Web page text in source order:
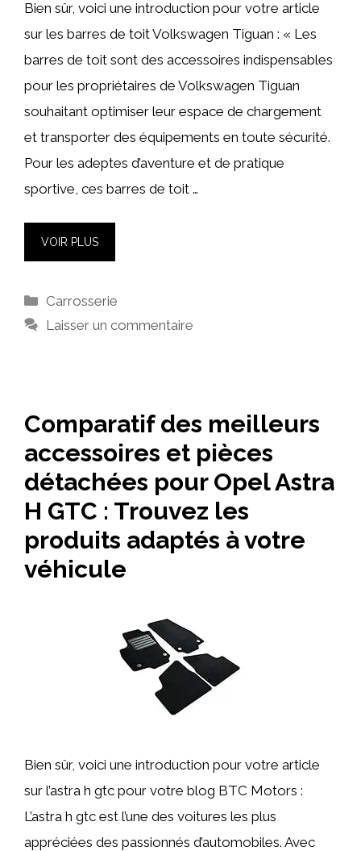
Bien sûr, voici une introduction pour votre article
sur les barres de toit Volkswagen Tiguan : « Les
barres de toit sont des accessoires indispensables
pour les propriétaires de Volkswagen Tiguan
souhaitant optimiser leur espace de chargement
et transporter des équipements en toute sécurité.
Pour les adeptes d’aventure et de pratique
sportive, ces barres de toit …
VOIR PLUS
Catégories
Carrosserie
Laisser un commentaire
Comparatif des meilleurs
accessoires et pièces
détachées pour Opel Astra
H GTC : Trouvez les
produits adaptés à votre
véhicule
Bien sûr, voici une introduction pour votre article
sur l’astra h gtc pour votre blog BTC Motors :
L’astra h gtc est l’une des voitures les plus
appréciées des passionnés d’automobiles. Avec